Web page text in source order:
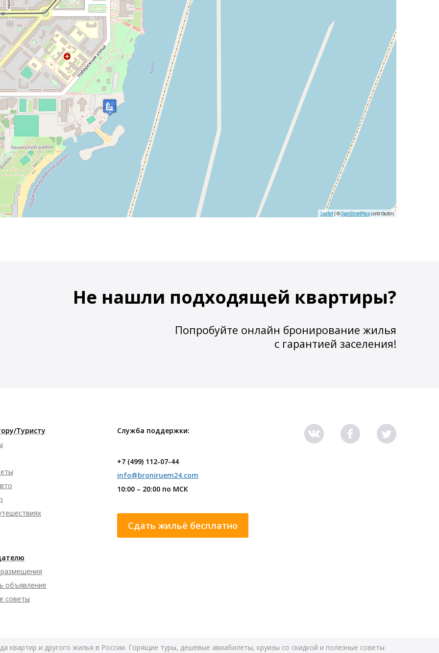
Leaflet| ©OpenStreetMapcontributors
Не нашли подходящей квартиры?
Попробуйте онлайн бронирование жилья
с гарантией заселения!
Туристу
объявление
советы
Служба поддержки:
+7 (499) 112-07-44
info@broniruem24.com
10:00 – 20:00 по МСК
Сдать жильё бесплатно
квартир и другого жилья в России. Горящие туры, дешёвые авиабилеты, круизы со скидкой и полезные советы